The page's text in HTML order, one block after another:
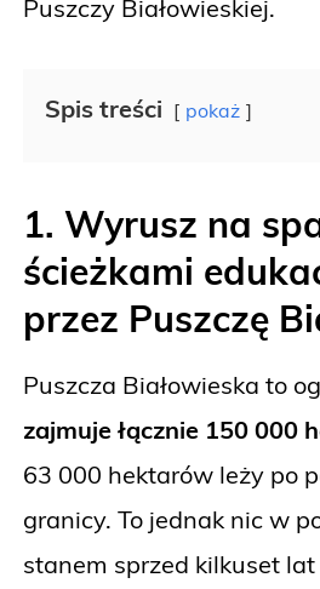
Puszczy Białowieskiej.
Spis treści pokaż
1. Wyrusz na
ścieżkami
przez Puszczę
Puszcza Białowieska to
zajmuje łącznie 150 000
63 000 hektarów leży po
granicy. To jednak nic w
stanem sprzed kilkuset